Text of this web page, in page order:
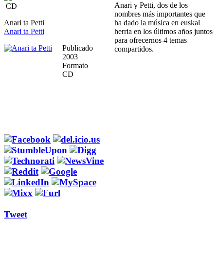
CD
Anari ta Petti
Anari ta Petti
Publicado
2003
Formato
CD
Tweet
Anari y Petti, dos de los
nombres más importantes que
ha dado la música en euskal
herria en los últimos años juntos
para ofrecernos 4 temas
compartidos.